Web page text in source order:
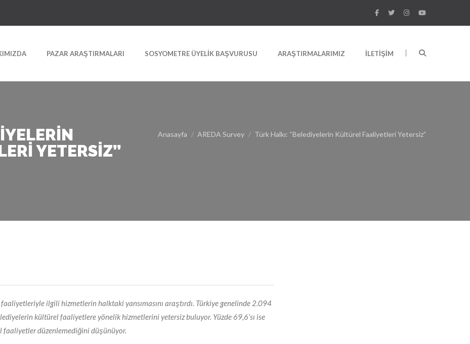
PAZAR ARAŞTIRMALARI SOSYOMETRE ÜYELIK BAŞVURUSU ARAŞTIRMALARIMIZ İLETIŞIM
YETERSIZ”
Anasayfa AREDA Survey Türk Halkı: “Belediyelerin Kültürel Faaliyetleri Yetersiz”
ilgili hizmetlerin halktaki yansımasını araştırdı. Türkiye genelinde 2.094
kültürel faaliyetlere yönelik hizmetlerini yetersiz buluyor. Yüzde 69,6’sı ise
faaliyetler düzenlemediğini düşünüyor.